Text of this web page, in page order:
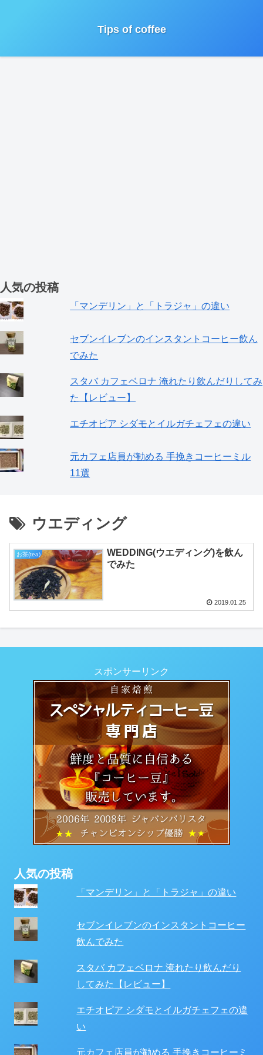
Tips of coffee
人気の投稿
「マンデリン」と「トラジャ」の違い
セブンイレブンのインスタントコーヒー飲ん
でみた
スタバ カフェベロナ 淹れたり飲んだりしてみ
た【レビュー】
エチオピア シダモとイルガチェフェの違い
元カフェ店員が勧める 手挽きコーヒーミル
11選
ウエディング
お茶(tea)
WEDDING(ウエディング)を飲ん
でみた
2019.01.25
スポンサーリンク
人気の投稿
「マンデリン」と「トラジャ」の違い
セブンイレブンのインスタントコーヒー
飲んでみた
スタバ カフェベロナ 淹れたり飲んだり
してみた【レビュー】
エチオピア シダモとイルガチェフェの違
い
元カフェ店員が勧める 手挽きコーヒーミ